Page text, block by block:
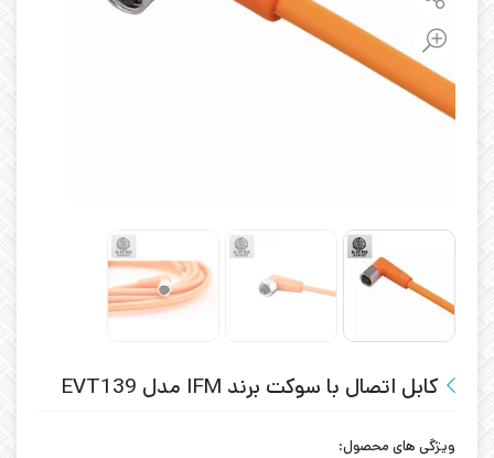
کابل اتصال با سوکت برند IFM مدل EVT139
ویژگی های محصول: